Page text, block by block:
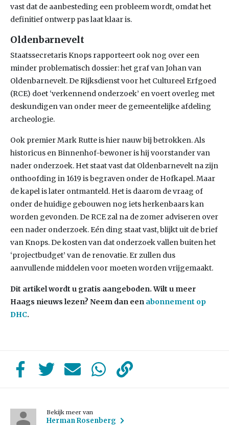
vast dat de aanbesteding een probleem wordt, omdat het
definitief ontwerp pas laat klaar is.
Oldenbarnevelt
Staatssecretaris Knops rapporteert ook nog over een
minder problematisch dossier: het graf van Johan van
Oldenbarnevelt. De Rijksdienst voor het Cultureel Erfgoed
(RCE) doet ‘verkennend onderzoek’ en voert overleg met
deskundigen van onder meer de gemeentelijke afdeling
archeologie.
Ook premier Mark Rutte is hier nauw bij betrokken. Als
historicus en Binnenhof-bewoner is hij voorstander van
nader onderzoek. Het staat vast dat Oldenbarnevelt na zijn
onthoofding in 1619 is begraven onder de Hofkapel. Maar
de kapel is later ontmanteld. Het is daarom de vraag of
onder de huidige gebouwen nog iets herkenbaars kan
worden gevonden. De RCE zal na de zomer adviseren over
een nader onderzoek. Eén ding staat vast, blijkt uit de brief
van Knops. De kosten van dat onderzoek vallen buiten het
‘projectbudget’ van de renovatie. Er zullen dus
aanvullende middelen voor moeten worden vrijgemaakt.
Dit artikel wordt u gratis aangeboden. Wilt u meer
Haags nieuws lezen? Neem dan een abonnement op
DHC.
Bekijk meer van
Herman Rosenberg